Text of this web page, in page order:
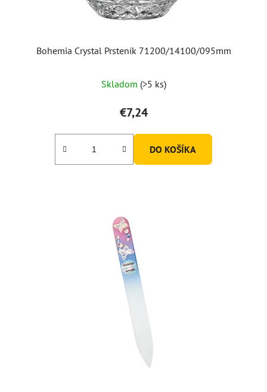
Bohemia Crystal Prsteník 71200/14100/095mm
Skladom (>5 ks)
€7,24
DO KOŠÍKA